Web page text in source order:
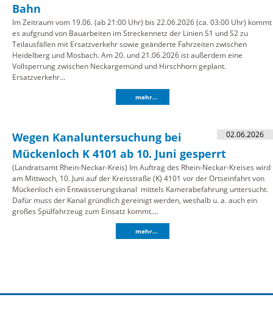
Bahn
Im Zeitraum vom 19.06. (ab 21:00 Uhr) bis 22.06.2026 (ca. 03:00 Uhr) kommt
es aufgrund von Bauarbeiten im Streckennetz der Linien S1 und S2 zu
Teilausfällen mit Ersatzverkehr sowie geänderte Fahrzeiten zwischen
Heidelberg und Mosbach. Am 20. und 21.06.2026 ist außerdem eine
Vollsperrung zwischen Neckargemünd und Hirschhorn geplant.
Ersatzverkehr...
mehr...
02.06.2026
Wegen Kanaluntersuchung bei
Mückenloch K 4101 ab 10. Juni gesperrt
(Landratsamt Rhein-Neckar-Kreis) Im Auftrag des Rhein-Neckar-Kreises wird
am Mittwoch, 10. Juni auf der Kreisstraße (K) 4101 vor der Ortseinfahrt von
Mückenloch ein Entwässerungskanal mittels Kamerabefahrung untersucht.
Dafür muss der Kanal gründlich gereinigt werden, weshalb u. a. auch ein
großes Spülfahrzeug zum Einsatz kommt....
mehr...